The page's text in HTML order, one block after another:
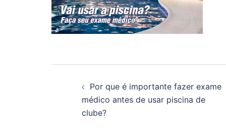
Navegação
Por que é importante fazer exame
médico antes de usar piscina de
clube?